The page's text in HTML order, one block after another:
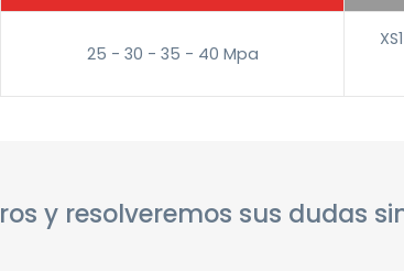
25 - 30 - 35 - 40 Mpa
y resolveremos sus dudas